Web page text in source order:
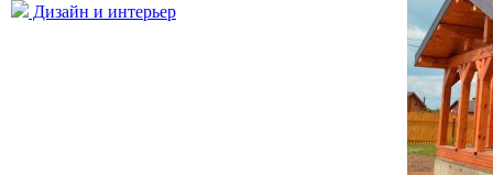
Дизайн и интерьер